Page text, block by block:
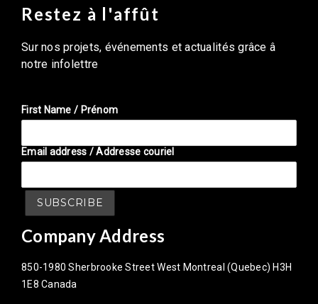
Restez à l'affût
Sur nos projets, événements et actualités grâce â
notre infolettre
First Name / Prénom
Email address / Addresse couriel
Company Address
850-1980 Sherbrooke Street West Montreal (Quebec) H3H
1E8 Canada